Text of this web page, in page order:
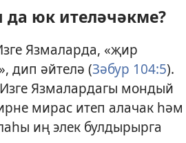
юк ителәчәкме?
Язмаларда, «җир
дип әйтелә (Зәбур 104:5).
Язмалардагы мондый
мирас итеп алачак һәм
иң элек булдырырга